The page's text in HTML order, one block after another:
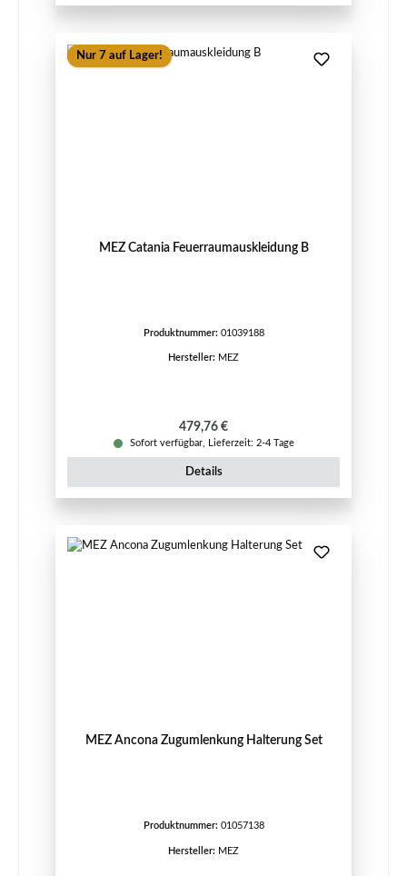
Nur 7 auf Lager!
MEZ Catania Feuerraumauskleidung B
Produktnummer: 01039188
Hersteller: MEZ
Regulärer Preis:
479,76 €
Sofort verfügbar, Lieferzeit: 2-4 Tage
Details
MEZ Ancona Zugumlenkung Halterung Set
Produktnummer: 01057138
Hersteller: MEZ